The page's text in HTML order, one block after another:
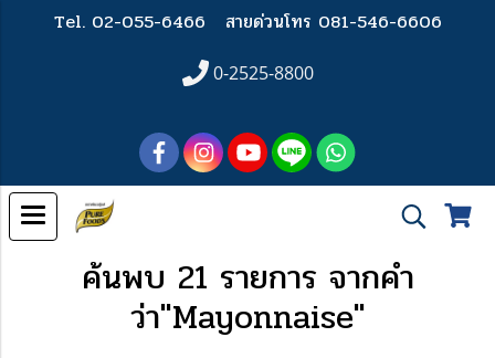
Tel. 02-055-6466 สายด่วนโทร 081-546-6606
0-2525-8800
ค้นพบ 21 รายการ จากคำ
ว่า"Mayonnaise"